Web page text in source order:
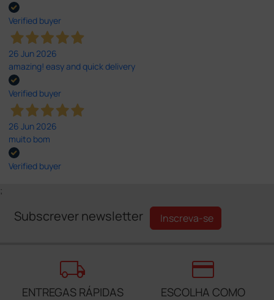
Verified buyer
26 Jun 2026
amazing! easy and quick delivery
Verified buyer
26 Jun 2026
muito bom
Verified buyer
;
Subscrever newsletter Inscreva-se
local_shipping
ENTREGAS RÁPIDAS
credit_card
ESCOLHA COMO